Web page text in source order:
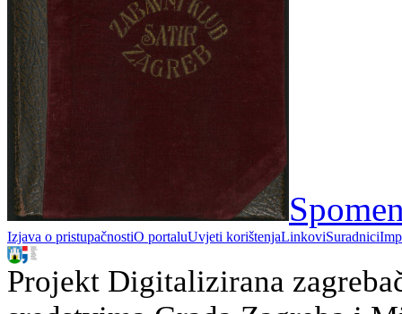
Izjava o pristupačnostiO portaluUvjeti korištenjaLinkoviSuradnici
Projekt Digitalizirana